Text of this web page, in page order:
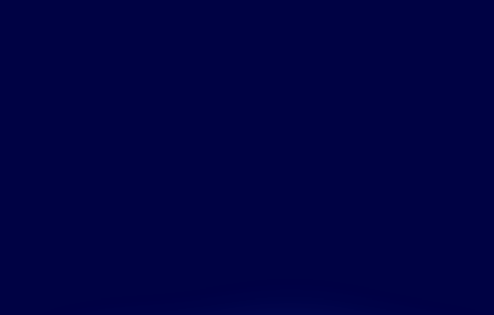
É possível adquirir Pontos de
precisará de PV para recrutar e